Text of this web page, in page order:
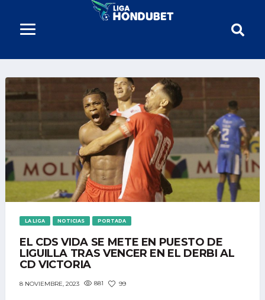
LA LIGA NOTICIAS PORTADA
EL CDS VIDA SE METE EN PUESTO DE
LIGUILLA TRAS VENCER EN EL DERBI AL
CD VICTORIA
8 NOVIEMBRE, 2023 881 99